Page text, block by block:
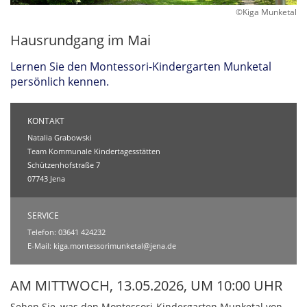
©Kiga Munketal
Hausrundgang im Mai
Lernen Sie den Montessori-Kindergarten Munketal
persönlich kennen.
KONTAKT
Natalia Grabowski
Team Kommunale Kindertagesstätten
Schützenhofstraße 7
07743 Jena
SERVICE
Telefon: 03641 424232
E-Mail: kiga.montessorimunketal@jena.de
AM MITTWOCH, 13.05.2026, UM 10:00 UHR